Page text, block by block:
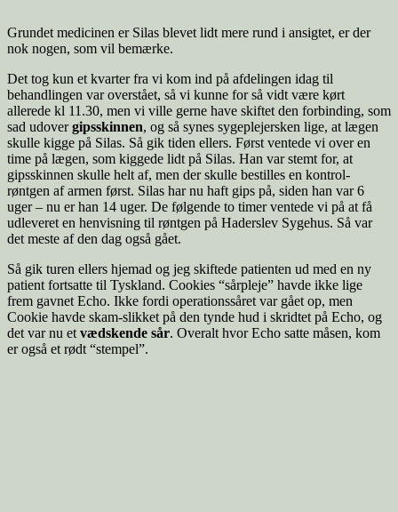
Grundet medicinen er Silas blevet lidt mere rund i ansigtet, er der
nok nogen, som vil bemærke.
Det tog kun et kvarter fra vi kom ind på afdelingen idag til
behandlingen var overstået, så vi kunne for så vidt være kørt
allerede kl 11.30, men vi ville gerne have skiftet den forbinding, som
sad udovergipsskinnen, og så synes sygeplejersken lige, at lægen
skulle kigge på Silas. Så gik tiden ellers. Først ventede vi over en
time på lægen, som kiggede lidt på Silas. Han var stemt for, at
gipsskinnen skulle helt af, men der skulle bestilles en kontrol-
røntgen af armen først. Silas har nu haft gips på, siden han var 6
uger – nu er han 14 uger. De følgende to timer ventede vi på at få
udleveret en henvisning til røntgen på Haderslev Sygehus. Så var
det meste af den dag også gået.
Så gik turen ellers hjemad og jeg skiftede patienten ud med en ny
patient fortsatte til Tyskland. Cookies “sårpleje” havde ikke lige
frem gavnet Echo. Ikke fordi operationssåret var gået op, men
Cookie havde skam-slikket på den tynde hud i skridtet på Echo, og
det var nu et vædskende sår. Overalt hvor Echo satte måsen, kom
er også et rødt “stempel”.